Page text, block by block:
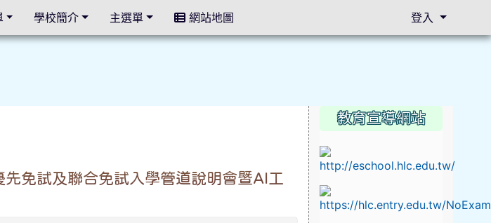
⏸
免試及聯合免試入學管道說明會暨AI工
教育宣導網站
學校簡介 主選單 網站地圖 登入